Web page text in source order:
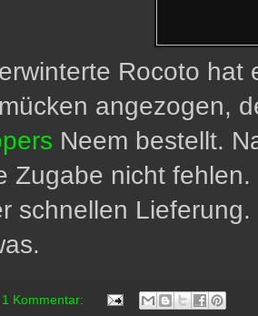
Rocoto hat
angezogen,
Neem bestellt.
Zugabe nicht
schnellen
1 Kommentar: